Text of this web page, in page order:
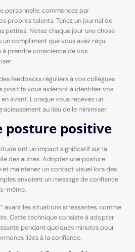
personnelle, commencez par
propres talents. Tenez un journal de
petites. Notez chaque jour une chose
compliment que vous avez reçu.
prendre conscience de vos
feedbacks réguliers à vos collègues
positifs vous aideront à identifier vos
avant. Lorsque vous recevez un
au lieu de le minimiser.
posture positive
ont un impact significatif sur la
des autres. Adoptez une posture
maintenez un contact visuel lors des
envoient un message de confiance
même.
avant les situations stressantes, comme
Cette technique consiste à adopter
pendant quelques minutes pour
liées à la confiance.